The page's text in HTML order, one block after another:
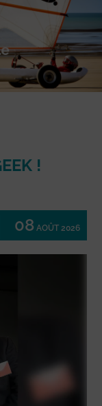
!
08 AOÛT 2026